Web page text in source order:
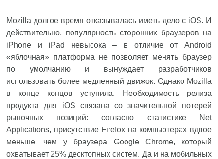
Mozilla долгое время отказывалась иметь дело с iOS. И
действительно, популярность сторонних браузеров на
iPhone и iPad невысока – в отличие от Android
«яблочная» платформа не позволяет менять браузер
по умолчанию и вынуждает разработчиков
использовать более медленный движок. Однако Mozilla
в конце концов уступила. Необходимость релиза
продукта для iOS связана со значительной потерей
рыночных позиций: согласно статистике Net
Applications, присутствие Firefox на компьютерах вдвое
меньше, чем у браузера Google Chrome, который
охватывает 25% десктопных систем. Да и на мобильных